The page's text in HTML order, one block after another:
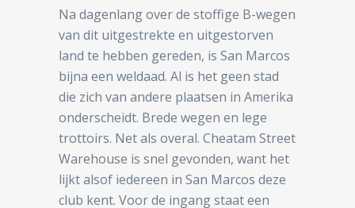
Na dagenlang over de stoffige B-wegen
van dit uitgestrekte en uitgestorven
land te hebben gereden, is San Marcos
bijna een weldaad. Al is het geen stad
die zich van andere plaatsen in Amerika
onderscheidt. Brede wegen en lege
trottoirs. Net als overal. Cheatam Street
Warehouse is snel gevonden, want het
lijkt alsof iedereen in San Marcos deze
club kent. Voor de ingang staat een